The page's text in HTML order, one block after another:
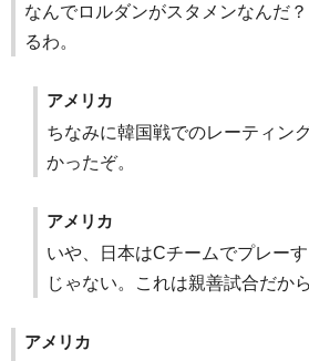
なんでロルダンがスタメンなんだ
るわ。
アメリカ
ちなみに韓国戦でのレーティン
かったぞ。
アメリカ
いや、日本はCチームでプレー
じゃない。これは親善試合だから
アメリカ